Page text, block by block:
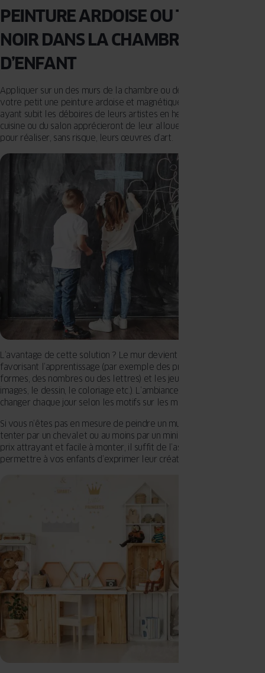
PEINTURE ARDOISE OU TABLEAU
NOIR DANS LA CHAMBRE
D’ENFANT
Appliquer sur un des murs de la chambre ou de la salle de jeu de
votre petit une peinture ardoise et magnétique. Certains parents
ayant subit les déboires de leurs artistes en herbe sur le mur de la
cuisine ou du salon apprécieront de leur allouer une zone bien à eux
pour réaliser, sans risque, leurs œuvres d’art.
L’avantage de cette solution ? Le mur devient un espace magique
favorisant l’apprentissage (par exemple des premiers tracés, des
formes, des nombres ou des lettres) et les jeux (l’exposition des
images, le dessin, le coloriage etc.). L’ambiance de la chambre peut
changer chaque jour selon les motifs sur les murs.
Si vous n’êtes pas en mesure de peindre un mur – laissez-vous
tenter par un chevalet ou au moins par un mini- tableau noir. À un
prix attrayant et facile à monter, il suffit de l’assembler pour
permettre à vos enfants d’exprimer leur créativité !